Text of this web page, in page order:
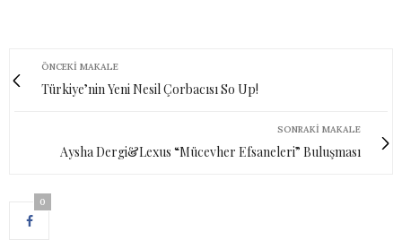
ÖNCEKI MAKALE
Türkiye’nin Yeni Nesil Çorbacısı So Up!
SONRAKI MAKALE
Aysha Dergi&Lexus “Mücevher Efsaneleri” Buluşması
0